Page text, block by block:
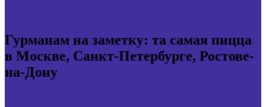
Гурманам на заметку: та самая пицца
в Москве, Санкт-Петербурге, Ростове-
на-Дону